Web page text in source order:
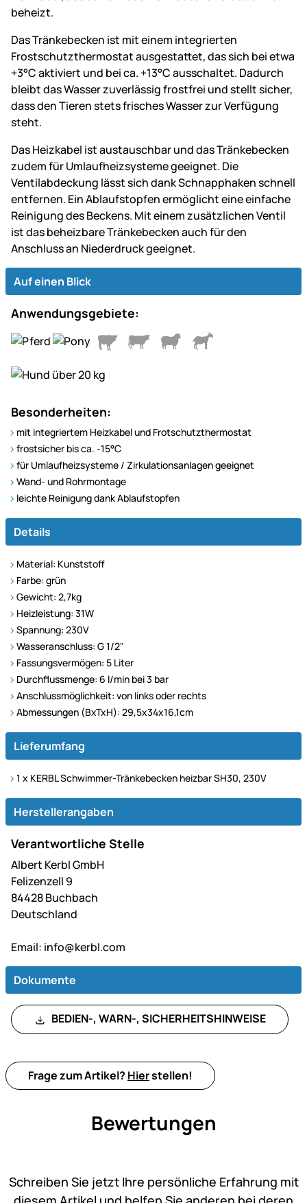
beheizt.
Das Tränkebecken ist mit einem integrierten
Frostschutzthermostat ausgestattet, das sich bei etwa
+3°C aktiviert und bei ca. +13°C ausschaltet. Dadurch
bleibt das Wasser zuverlässig frostfrei und stellt sicher,
dass den Tieren stets frisches Wasser zur Verfügung
steht.
Das Heizkabel ist austauschbar und das Tränkebecken
zudem für Umlaufheizsysteme geeignet. Die
Ventilabdeckung lässt sich dank Schnapphaken schnell
entfernen. Ein Ablaufstopfen ermöglicht eine einfache
Reinigung des Beckens. Mit einem zusätzlichen Ventil
ist das beheizbare Tränkebecken auch für den
Anschluss an Niederdruck geeignet.
Auf einen Blick
Anwendungsgebiete:
Besonderheiten:
mit integriertem Heizkabel und Frotschutzthermostat
frostsicher bis ca. -15°C
für Umlaufheizsysteme / Zirkulationsanlagen geeignet
Wand- und Rohrmontage
leichte Reinigung dank Ablaufstopfen
Details
Material: Kunststoff
Farbe: grün
Gewicht: 2,7kg
Heizleistung: 31W
Spannung: 230V
Wasseranschluss: G 1/2"
Fassungsvermögen: 5 Liter
Durchflussmenge: 6 l/min bei 3 bar
Anschlussmöglichkeit: von links oder rechts
Abmessungen (BxTxH): 29,5x34x16,1cm
Lieferumfang
1 x KERBL Schwimmer-Tränkebecken heizbar SH30, 230V
Herstellerangaben
Verantwortliche Stelle
Albert Kerbl GmbH
Felizenzell 9
84428 Buchbach
Deutschland
Email: info@kerbl.com
Dokumente
BEDIEN-, WARN-, SICHERHEITSHINWEISE
Frage zum Artikel? Hierstellen!
Bewertungen
Schreiben Sie jetzt Ihre persönliche Erfahrung mit